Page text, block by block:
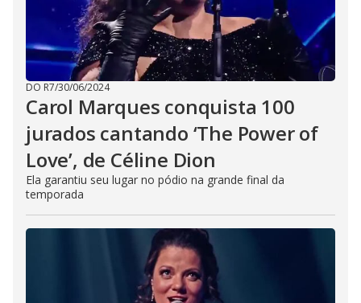
DO R7/30/06/2024
Carol Marques conquista 100
jurados cantando ‘The Power of
Love’, de Céline Dion
Ela garantiu seu lugar no pódio na grande final da
temporada